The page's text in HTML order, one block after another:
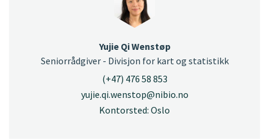
Yujie Qi Wenstøp
Seniorrådgiver - Divisjon for kart og statistikk
(+47) 476 58 853
yujie.qi.wenstop@nibio.no
Kontorsted: Oslo